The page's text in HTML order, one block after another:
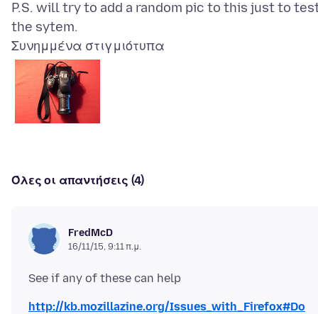
P.S. will try to add a random pic to this just to
Συνημμένα στιγμιότυπα
Όλες οι απαντήσεις (4)
FredMcD
16/11/15, 9:11 π.μ.
http://kb.mozillazine.org/Issues_with_Firefox#Do